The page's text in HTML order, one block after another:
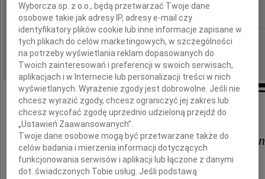
IMIĘ I NAZWISKO:
REGION: Katowice
DATA EMISJI: 29.12.2010
Naszej Koleżance
dr Beacie Zabierzewskiej-
wyrazy głębokiego współczucia
Wyborcza sp. z o.o., będą przetwarzać Twoje dane
osobowe takie jak adresy IP, adresy e-mail czy
identyfikatory plików cookie lub inne informacje zapisane w
tych plikach do celów marketingowych, w szczególności
na potrzeby wyświetlania reklam dopasowanych do
Twoich zainteresowań i preferencji w swoich serwisach,
aplikacjach i w Internecie lub personalizacji treści w nich
wyświetlanych. Wyrażenie zgody jest dobrowolne. Jeśli nie
chcesz wyrazić zgody, chcesz ograniczyć jej zakres lub
chcesz wycofać zgodę uprzednio udzieloną przejdź do
„Ustawień Zaawansowanych”.
Twoje dane osobowe mogą być przetwarzane także do
celów badania i mierzenia informacji dotyczących
funkcjonowania serwisów i aplikacji lub łączone z danymi
dot. świadczonych Tobie usług. Jeśli podstawą